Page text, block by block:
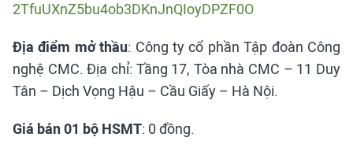
2TfuUXnZ5bu4ob3DKnJnQIoyDPZF0O
Địa điểm mở thầu: Công ty cổ phần Tập đoàn Công
nghệ CMC. Địa chỉ: Tầng 17, Tòa nhà CMC – 11 Duy
Tân – Dịch Vọng Hậu – Cầu Giấy – Hà Nội.
Giá bán 01 bộ HSMT: 0 đồng.